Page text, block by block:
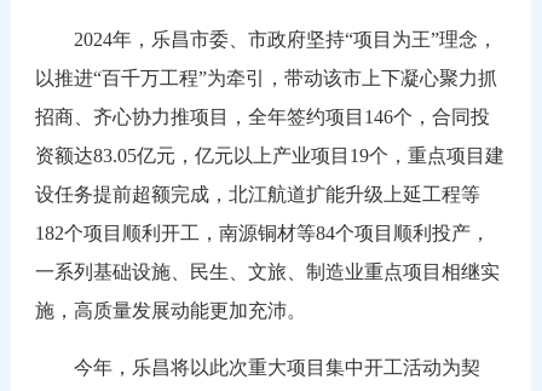
2024年，乐昌市委、市政府坚持“项目为王”理念，
以推进“百千万工程”为牵引，带动该市上下凝心聚力抓
招商、齐心协力推项目，全年签约项目146个，合同投
资额达83.05亿元，亿元以上产业项目19个，重点项目建
设任务提前超额完成，北江航道扩能升级上延工程等
182个项目顺利开工，南源铜材等84个项目顺利投产，
一系列基础设施、民生、文旅、制造业重点项目相继实
施，高质量发展动能更加充沛。
今年，乐昌将以此次重大项目集中开工活动为契